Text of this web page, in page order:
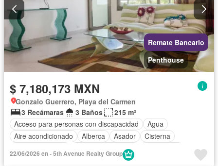
Remate Bancario
Penthouse
$ 7,180,173 MXN
Gonzalo Guerrero, Playa del Carmen
3 Recámaras
3 Baños
215 m²
Acceso para personas con discapacidad
Agua
Aire acondicionado
Alberca Asador
Cisterna
Cuarto de Limpieza
Recámara con closet
22/06/2026 en - 5th Avenue Realty Group